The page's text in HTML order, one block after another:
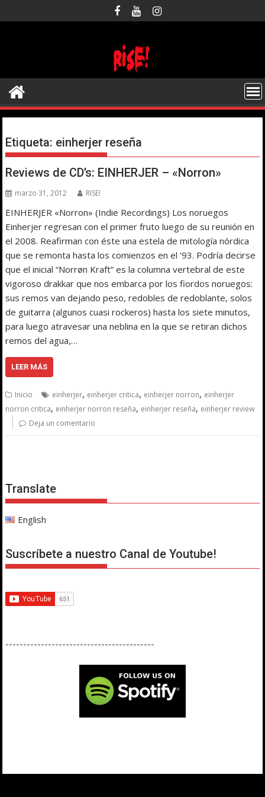
al
Etiqueta: einherjer reseña
Reviews de CD’s: EINHERJER – «Norron»
marzo 31, 2012 RISE!
EINHERJER «Norron» (Indie Recordings) Los noruegos
Einherjer regresan con el primer fruto luego de su reunión en
el 2008. Reafirman con éste una estela de mitología nórdica
que se remonta hasta los comienzos en el ’93. Podría decirse
que el inicial “Norrøn Kraft” es la columna vertebral de este
vigoroso drakkar que nos embarca por los fiordos noruegos:
sus remos van dejando peso, redobles de redoblante, solos
de guitarra (algunos cuasi rockeros) hasta los siete minutos,
para luego atravesar una neblina en la que se retiran dichos
remos del agua,…
LEER MÁS
Inicio einherjer, einherjer critica, einherjer norron, einherjer
norron critica, einherjer norron reseña, einherjer reseña, einherjer review
Deja un comentario
Translate
English
Suscríbete a nuestro Canal de Youtube!
------------------------------------------